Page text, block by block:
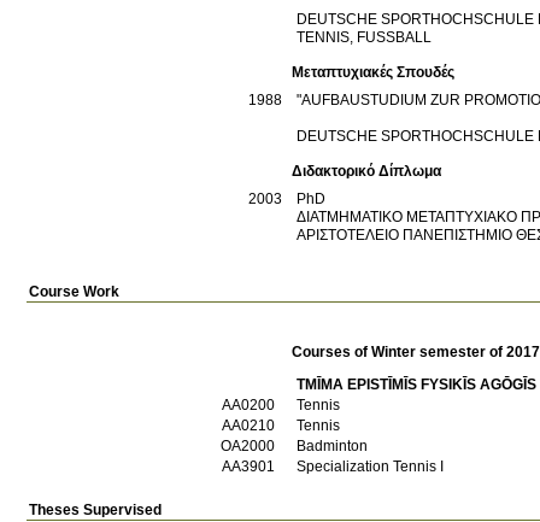
DEUTSCHE
TENNIS, FUSSBALL
Μεταπτυχιακές Σπουδές
1988
"AUFBAUSTUDIUM ZUR
DEUTSCHE
Διδακτορικό Δίπλωμα
2003
PhD
ΔΙΑΤΜΗΜΑΤΙΚΟ ΜΕΤΑΠΤΥΧΙΑΚΟ
ΑΡΙΣΤΟΤΕΛΕΙΟ ΠΑΝΕΠΙΣΤΗΜΙΟ
Course Work
Courses of Winter semester of
TMĪMA EPISTĪMĪS FYSIKĪS
ΑΑ0200
Tennis
ΑΑ0210
Tennis
ΟΑ2000
Badminton
ΑΑ3901
Specialization Tennis I
Theses Supervised